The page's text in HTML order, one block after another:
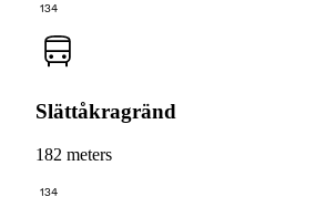
134
Slättåkragränd
182 meters
134